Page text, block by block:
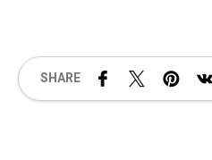
SHARE